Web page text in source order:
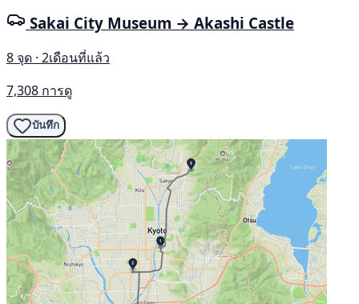
Sakai City Museum → Akashi Castle
8 จุด · 2เดือนที่แล้ว
7,308 การดู
บันทึก